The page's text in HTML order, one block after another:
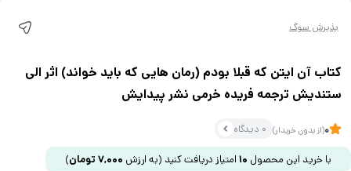
پذیرش سوگ
کتاب آن ایتن که قبلا بودم (رمان هایی که باید خواند) اثر الی
ستندیش ترجمه فریده خرمی نشر پیدایش
0(از بدون خریدار) 0 دیدگاه
با خرید این محصول 10 امتیاز دریافت کنید (به ارزش 7,000 تومان)